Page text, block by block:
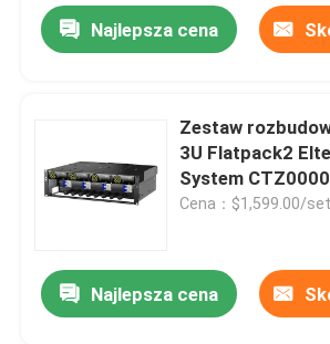
Najlepsza cena
Zestaw
3U Flatpack2
System
Cena：$1,599.00/
Najlepsza cena